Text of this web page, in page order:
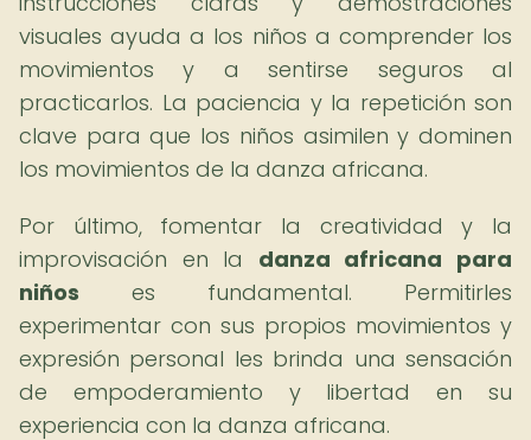
visuales ayuda a los niños a comprender los
movimientos y a sentirse seguros al
practicarlos. La paciencia y la repetición son
clave para que los niños asimilen y dominen
los movimientos de la danza africana.
Por último, fomentar la creatividad y la
improvisación en la danza africana para
niños es fundamental. Permitirles
experimentar con sus propios movimientos y
expresión personal les brinda una sensación
de empoderamiento y libertad en su
experiencia con la danza africana.